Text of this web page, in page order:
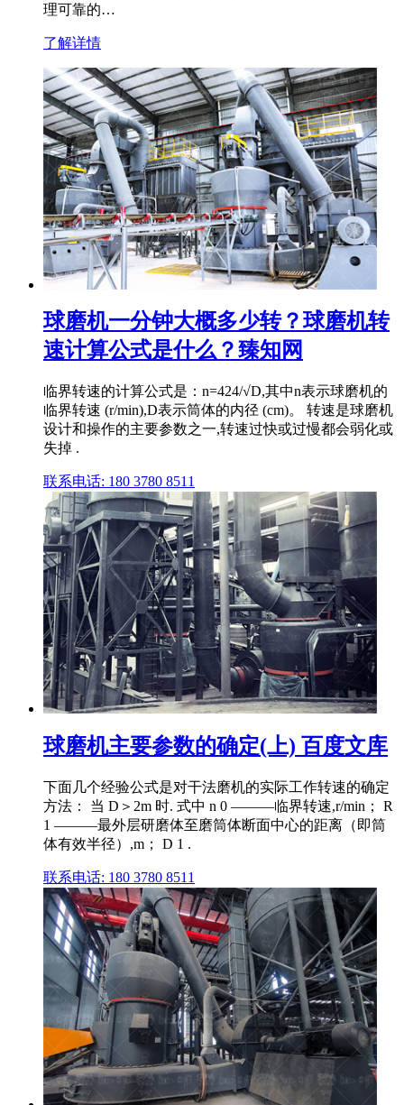
理可靠的…
了解详情
球磨机一分钟大概多少转？球磨机转
速计算公式是什么？臻知网
临界转速的计算公式是：n=424/√D,其中n表示球磨机的
临界转速 (r/min),D表示筒体的内径 (cm)。 转速是球磨机
设计和操作的主要参数之一,转速过快或过慢都会弱化或
失掉 .
联系电话: 180 3780 8511
球磨机主要参数的确定(上) 百度文库
下面几个经验公式是对干法磨机的实际工作转速的确定
方法： 当 D＞2m 时. 式中 n 0 ———临界转速,r/min； R
1 ———最外层研磨体至磨筒体断面中心的距离（即筒
体有效半径）,m； D 1 .
联系电话: 180 3780 8511